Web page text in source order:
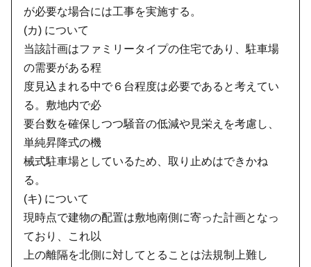
が必要な場合には工事を実施する。
(カ) について
当該計画はファミリータイプの住宅であり、駐車場
の需要がある程
度見込まれる中で６台程度は必要であると考えてい
る。敷地内で必
要台数を確保しつつ騒音の低減や見栄えを考慮し、
単純昇降式の機
械式駐車場としているため、取り止めはできかね
る。
(キ) について
現時点で建物の配置は敷地南側に寄った計画となっ
ており、これ以
上の離隔を北側に対してとることは法規制上難し